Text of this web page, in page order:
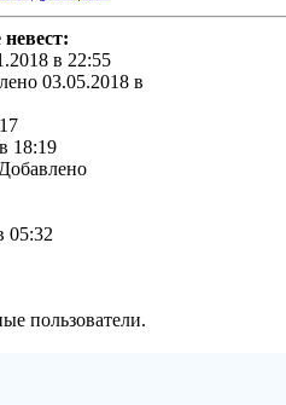
в 22:55
03.05.2018 в
18:19
05:32
пользователи.